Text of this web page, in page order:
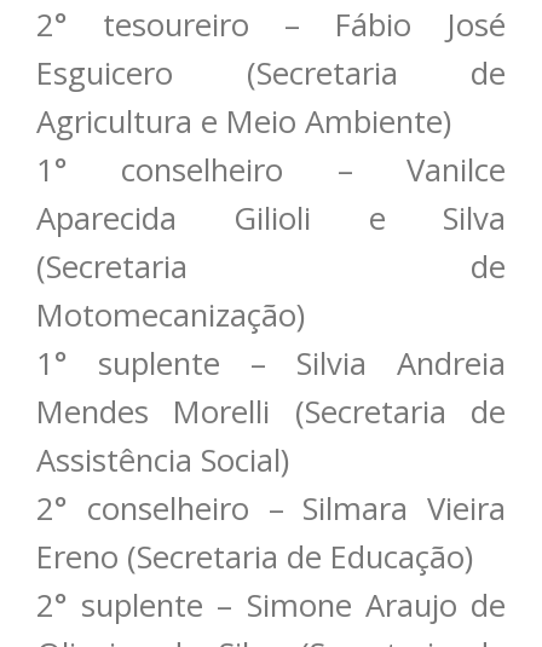
2° tesoureiro – Fábio José
Esguicero (Secretaria de
Agricultura e Meio Ambiente)
1° conselheiro – Vanilce
Aparecida Gilioli e Silva
(Secretaria de
Motomecanização)
1° suplente – Silvia Andreia
Mendes Morelli (Secretaria de
Assistência Social)
2° conselheiro – Silmara Vieira
Ereno (Secretaria de Educação)
2° suplente – Simone Araujo de